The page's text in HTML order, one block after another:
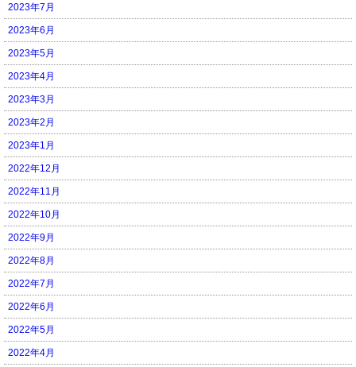
2023年7月
2023年6月
2023年5月
2023年4月
2023年3月
2023年2月
2023年1月
2022年12月
2022年11月
2022年10月
2022年9月
2022年8月
2022年7月
2022年6月
2022年5月
2022年4月